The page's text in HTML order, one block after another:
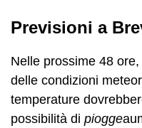
Previsioni a
Nelle prossime 48
delle condizioni
temperature
possibilità di piogge